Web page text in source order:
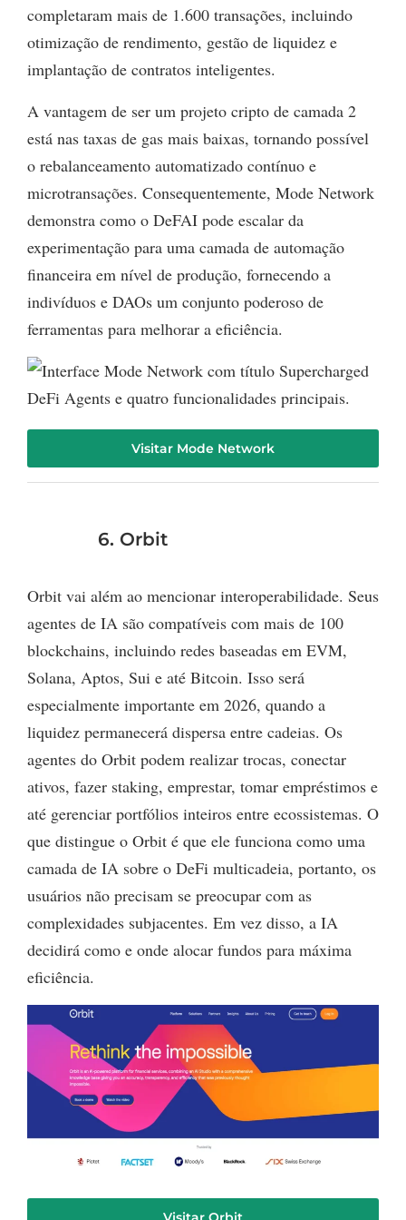
completaram mais de 1.600 transações, incluindo
otimização de rendimento, gestão de liquidez e
implantação de contratos inteligentes.
A vantagem de ser um projeto cripto de camada 2
está nas taxas de gas mais baixas, tornando possível
o rebalanceamento automatizado contínuo e
microtransações. Consequentemente, Mode Network
demonstra como o DeFAI pode escalar da
experimentação para uma camada de automação
financeira em nível de produção, fornecendo a
indivíduos e DAOs um conjunto poderoso de
ferramentas para melhorar a eficiência.
Visitar Mode Network
6. Orbit
Orbit vai além ao mencionar interoperabilidade. Seus
agentes de IA são compatíveis com mais de 100
blockchains, incluindo redes baseadas em EVM,
Solana, Aptos, Sui e até Bitcoin. Isso será
especialmente importante em 2026, quando a
liquidez permanecerá dispersa entre cadeias. Os
agentes do Orbit podem realizar trocas, conectar
ativos, fazer staking, emprestar, tomar empréstimos e
até gerenciar portfólios inteiros entre ecossistemas. O
que distingue o Orbit é que ele funciona como uma
camada de IA sobre o DeFi multicadeia, portanto, os
usuários não precisam se preocupar com as
complexidades subjacentes. Em vez disso, a IA
decidirá como e onde alocar fundos para máxima
eficiência.